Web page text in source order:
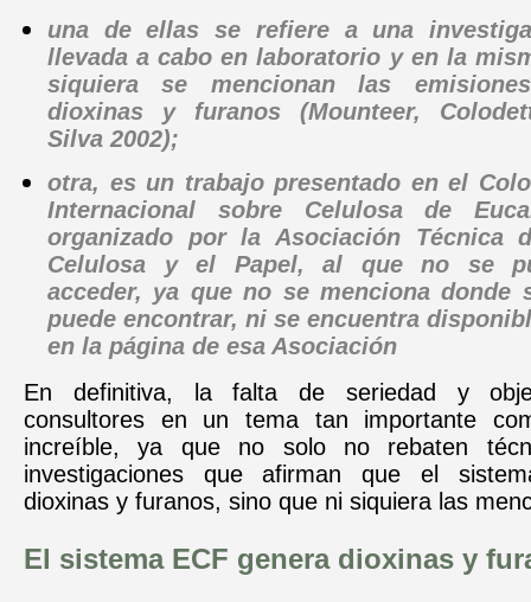
una de ellas se refiere a una
llevada a cabo en laboratorio y en la
siquiera se mencionan las
dioxinas y furanos (Mounteer,
Silva 2002);
otra, es un trabajo presentado en el
Internacional sobre Celulosa de
organizado por la Asociación Técnica
Celulosa y el Papel, al que no se
acceder, ya que no se menciona donde
puede encontrar, ni se encuentra
en la página de esa Asociación
En definitiva, la falta de seriedad y
consultores en un tema tan importante
increíble, ya que no solo no rebaten
investigaciones que afirman que el
dioxinas y furanos, sino que ni siquiera las
El sistema ECF genera dioxinas y